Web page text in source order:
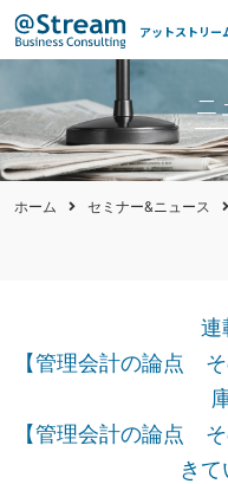
アットストリー
ニ
ホーム セミナー&ニュース
連
【管理会計の論点
【管理会計の論点
きて